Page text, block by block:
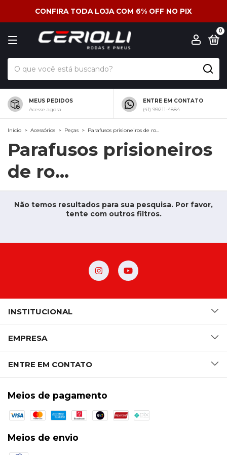
CONFIRA TODA LOJA COM 6% OFF NO PIX
0
MEUS PEDIDOS
Acesse agora
ENTRE EM CONTATO
(41) 99211-4884
Início > Acessórios > Peças > Parafusos prisioneiros de ro...
Parafusos prisioneiros
de ro...
Não temos resultados para sua pesquisa. Por favor,
tente com outros filtros.
INSTITUCIONAL
EMPRESA
ENTRE EM CONTATO
Meios de pagamento
Meios de envio